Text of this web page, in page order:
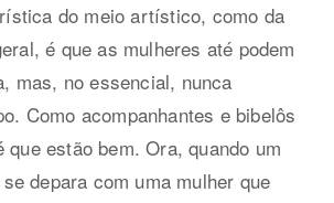
do meio artístico, como da
é que as mulheres até podem
mas, no essencial, nunca
Como acompanhantes e bibelôs
que estão bem. Ora, quando um
depara com uma mulher que